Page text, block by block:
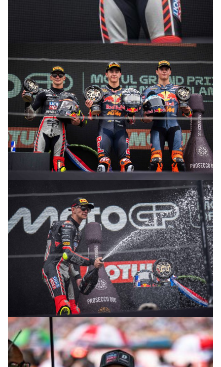
© R.Lekl
© R.Lekl
© R.Lekl